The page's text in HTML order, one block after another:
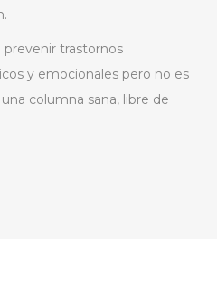
prevenir trastornos
y emocionales pero no es
columna sana, libre de